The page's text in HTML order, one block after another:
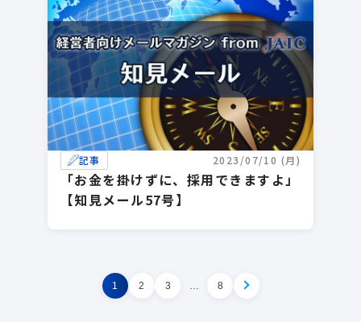
記事 2023/07/10 (月)
「お金を掛けずに、採用できますよ」
【知見メール57号】
1 2 3 … 8